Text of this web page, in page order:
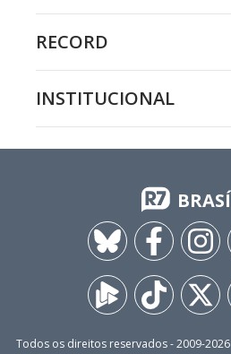
RECORD
INSTITUCIONAL
Todos os direitos reservados - 2009-2026